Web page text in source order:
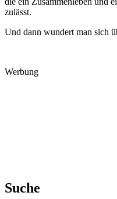
zulässt.
Und dann wundert man sich
Werbung
Suche